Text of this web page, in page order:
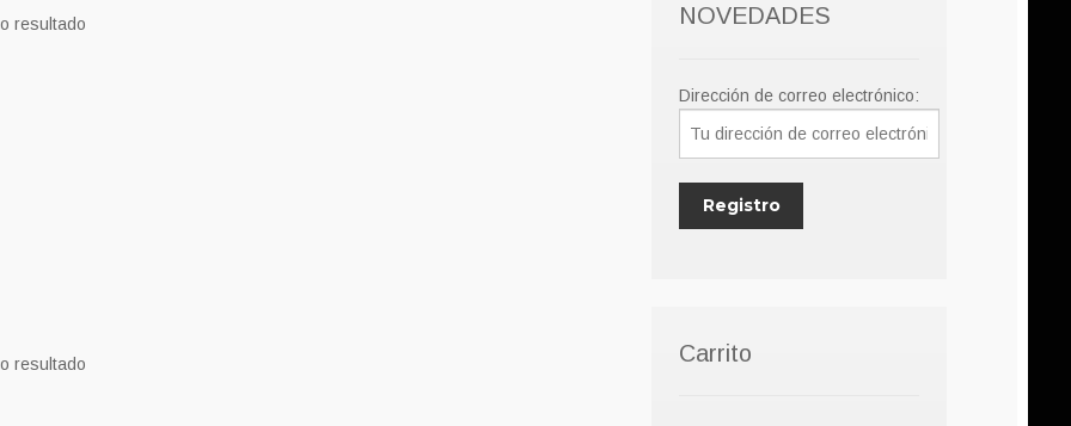
resultado
resultado
NOVEDADES
Dirección de correo electrónico:
Carrito